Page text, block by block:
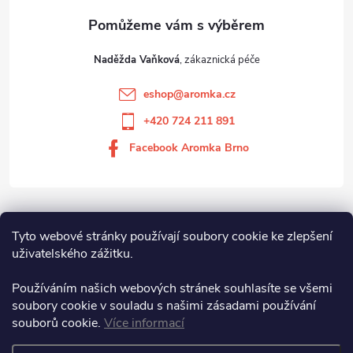
Tyto webové stránky používají soubory cookie ke zlepšení
uživatelského zážitku.
Používáním našich webových stránek souhlasíte se všemi
soubory cookie v souladu s našimi zásadami používání
souborů cookie. Více informací
Vše o nákupu
Aromka Brno s.r.o
Naděžda Vaňková
eshop@aromka.cz
+420 724 211 891
Facebook Aromka Brno